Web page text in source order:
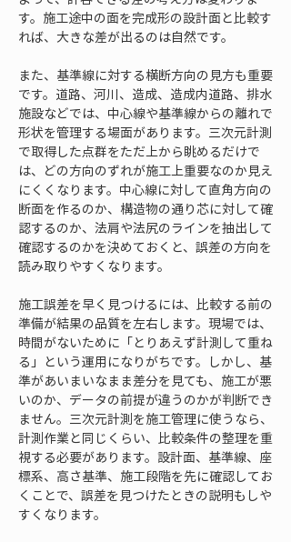
す。施工途中の面を完成形の設計面と比較す
れば、大きな差が出るのは自然です。
また、基準線に対する横断方向の見方も重要
です。道路、河川、造成、造成内道路、排水
施設などでは、中心線や基準線からの離れで
形状を管理する場面があります。三次元計測
で取得した点群をただ上から眺めるだけで
は、どの方向のずれが施工上重要なのか見え
にくくなります。中心線に対して直角方向の
断面を作るのか、構造物の通り芯に対して確
認するのか、法肩や法尻のラインを抽出して
確認するのかを決めておくと、誤差の方向を
読み取りやすくなります。
施工誤差を早く見つけるには、比較する前の
準備が結果の品質を左右します。現場では、
時間がないために「とりあえず計測して重ね
る」という運用になりがちです。しかし、基
準があいまいなまま差分を見ても、施工が悪
いのか、データの前提が違うのかが判断でき
ません。三次元計測を施工管理に使うなら、
計測作業と同じくらい、比較条件の整理を重
視する必要があります。設計面、基準線、座
標系、高さ基準、施工段階を先に確認してお
くことで、誤差を見つけたときの説明もしや
すくなります。